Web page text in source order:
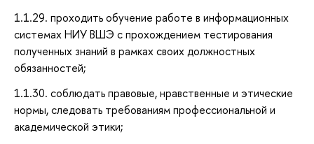
1.1.29. проходить обучение работе в информационных
системах НИУ ВШЭ с прохождением тестирования
полученных знаний в рамках своих должностных
обязанностей;
1.1.30. соблюдать правовые, нравственные и этические
нормы, следовать требованиям профессиональной и
академической этики;